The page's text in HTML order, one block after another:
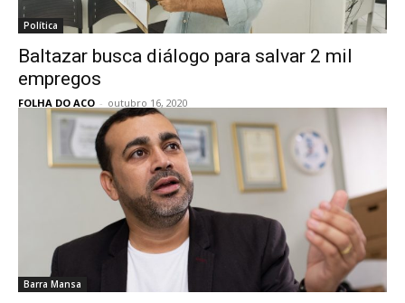
Política
Baltazar busca diálogo para salvar 2 mil
empregos
FOLHA DO ACO - outubro 16, 2020
Barra Mansa